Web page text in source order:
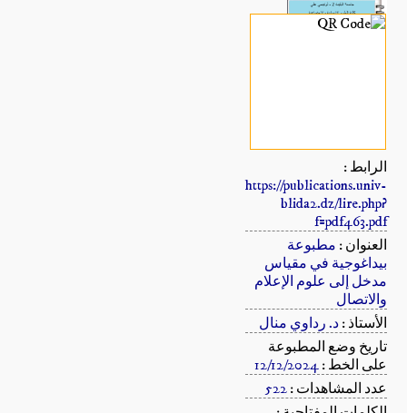
الرابط :
https://publications.univ-
blida2.dz/lire.php?
f=pdf463.pdf
العنوان : مطبوعة
بيداغوجية في مقياس
مدخل إلى علوم الإعلام
والاتصال
الأستاذ :د. رداوي منال
تاريخ وضع المطبوعة
على الخط :12/12/2024
عدد المشاهدات :522